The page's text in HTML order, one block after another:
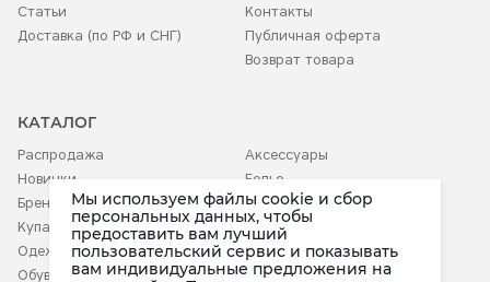
Статьи
Доставка (по РФ и СНГ)
Контакты
Публичная оферта
Возврат товара
КАТАЛОГ
Распродажа
Новинки
Бренды
Купальники
Одежда
Обувь
Аксессуары
Белье
Детское
Мы используем файлы cookie и сбор
персональных данных, чтобы
предоставить вам лучший
пользовательский сервис и показывать
вам индивидуальные предложения на